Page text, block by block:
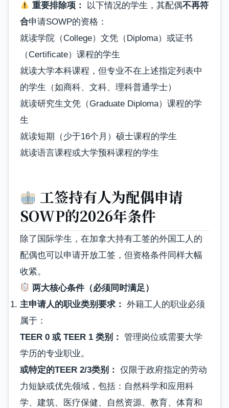
重要排除项： 以下情况的学生，其配偶不再符
合申请SOWP的资格：
就读学院（College）文凭（Diploma）或证书
（Certificate）课程的学生
就读大学本科课程，但专业不在上述指定列表中
的学生（如商科、文科、理科普通学士）
就读研究生文凭（Graduate Diploma）课程的学
生
就读短期（少于16个月）硕士课程的学生
就读语言课程或大学预科课程的学生
工签持有人为配偶申请
SOWP的2026年条件
除了国际学生，在加拿大持有工签的外国工人的
配偶也可以申请开放工签，但资格条件同样大幅
收紧。
两大核心条件（必须同时满足）
主申请人的职业类别要求： 外籍工人的职业必须
属于：
TEER 0 或 TEER 1 类别： 管理岗位或需要大学
学历的专业职业。
或特定的TEER 2/3类别： 仅限于政府指定的劳动
力短缺或优先领域，包括：自然科学和应用科
学、建筑、医疗保健、自然资源、教育、体育和